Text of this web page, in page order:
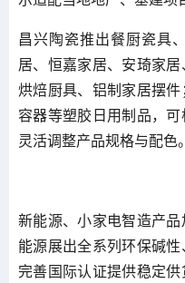
昌兴陶瓷推出餐厨瓷具
居、恒嘉家居、安琦家居
烘焙厨具、铝制家居摆
容器等塑胶日用制品，
灵活调整产品规格与配色。
新能源、小家电智造产
能源展出全系列环保碱
完善国际认证提供稳定